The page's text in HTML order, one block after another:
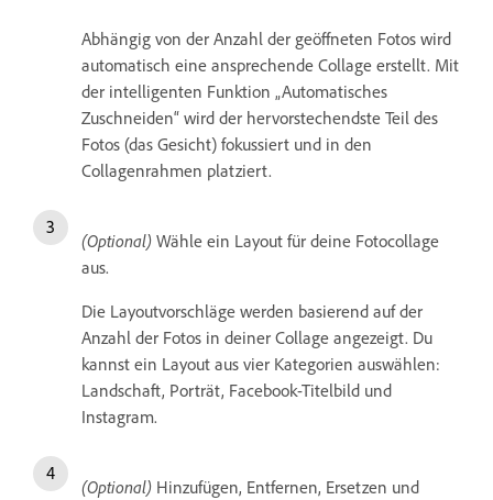
Abhängig von der Anzahl der geöffneten Fotos wird
automatisch eine ansprechende Collage erstellt. Mit
der intelligenten Funktion „Automatisches
Zuschneiden“ wird der hervorstechendste Teil des
Fotos (das Gesicht) fokussiert und in den
Collagenrahmen platziert.
(Optional) Wähle ein Layout für deine Fotocollage
aus.
Die Layoutvorschläge werden basierend auf der
Anzahl der Fotos in deiner Collage angezeigt. Du
kannst ein Layout aus vier Kategorien auswählen:
Landschaft, Porträt, Facebook-Titelbild und
Instagram.
(Optional) Hinzufügen, Entfernen, Ersetzen und